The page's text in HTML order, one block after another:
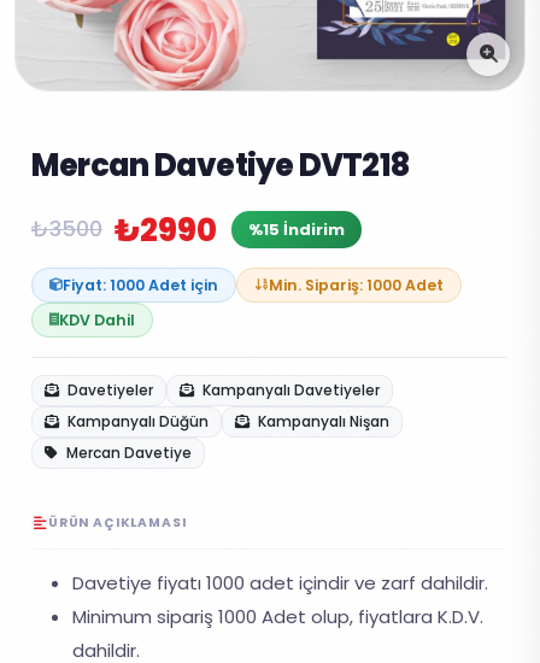
Mercan Davetiye DVT218
₺3500 ₺2990 %15 İndirim
Fiyat: 1000 Adet için
Min. Sipariş: 1000 Adet
KDV Dahil
Davetiyeler
Kampanyalı Davetiyeler
Kampanyalı Düğün
Kampanyalı Nişan
Mercan Davetiye
ÜRÜN AÇIKLAMASI
Davetiye fiyatı 1000 adet içindir ve zarf dahildir.
Minimum sipariş 1000 Adet olup, fiyatlara K.D.V.
dahildir.